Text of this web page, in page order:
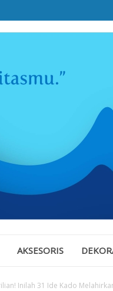
AKSESORIS
Inilah 31 Ide Kado